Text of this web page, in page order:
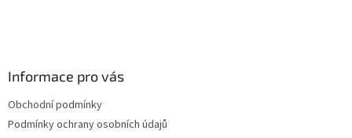
Informace pro vás
Obchodní podmínky
Podmínky ochrany osobních údajů